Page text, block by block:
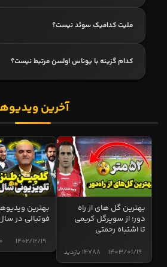
ملیت کدامیک سوئد نیست؟
کدام گزینه با یوناس اولسن مرتبط نیست؟
آخرین
بهترین گل های از راه
دور؛ از سوپرگل کریمی
تا اشتباه رحمتی
14788 بازدید 1403/01/19
بهترین
فوتبالی در سال
1402/12/19